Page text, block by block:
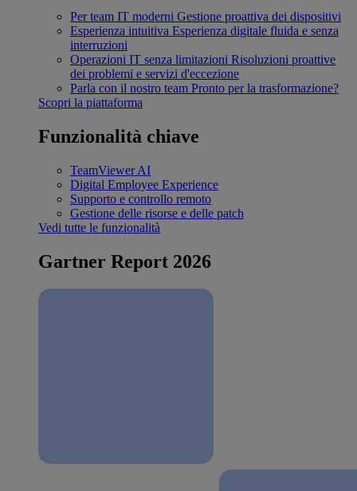
Per team IT moderni Gestione proattiva dei dispositivi
Esperienza intuitiva Esperienza digitale fluida e senza
interruzioni
Operazioni IT senza limitazioni Risoluzioni proattive
dei problemi e servizi d'eccezione
Parla con il nostro team Pronto per la trasformazione?
Scopri la piattaforma
Funzionalità chiave
TeamViewer AI
Digital Employee Experience
Supporto e controllo remoto
Gestione delle risorse e delle patch
Vedi tutte le funzionalità
Gartner Report 2026